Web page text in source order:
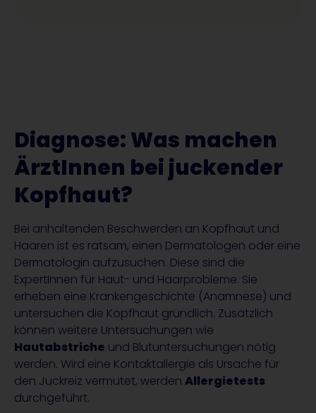
Diagnose: Was machen
ÄrztInnen bei juckender
Kopfhaut?
Bei anhaltenden Beschwerden an Kopfhaut und
Haaren ist es ratsam, einen Dermatologen oder eine
Dermatologin aufzusuchen. Diese sind die
ExpertInnen für Haut- und Haarprobleme. Sie
erheben eine Krankengeschichte (Anamnese) und
untersuchen die Kopfhaut gründlich. Zusätzlich
können weitere Untersuchungen wie
Hautabstriche und Blutuntersuchungen nötig
werden. Wird eine Kontaktallergie als Ursache für
den Juckreiz vermutet, werden Allergietests
durchgeführt.